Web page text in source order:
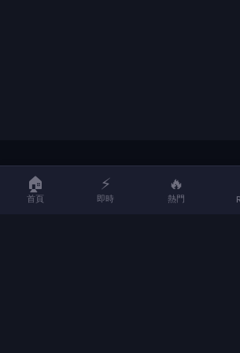
LIFE
LIFE 生活網是台灣領先的生活資訊平台，提供即
🏠
首頁
⚡
即時
🔥
熱門